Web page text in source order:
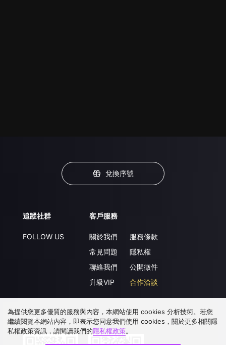
兌換序號
追蹤社群
FOLLOW US
客戶服務
關於我們
常見問題
聯絡我們
升級VIP
服務條款
隱私權
公開徵件
合作洽談
下載 APP
為提供您更多優質的服務與內容，本網站使用 cookies 分析技術。若您
繼續閱覽本網站內容，即表示您同意我們使用 cookies，關於更多相關隱
私權政策資訊，請閱讀我們的隱私權政策。